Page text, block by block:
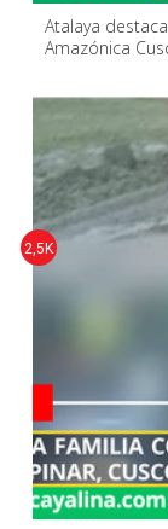
Atalaya
Amazónica
2,5K